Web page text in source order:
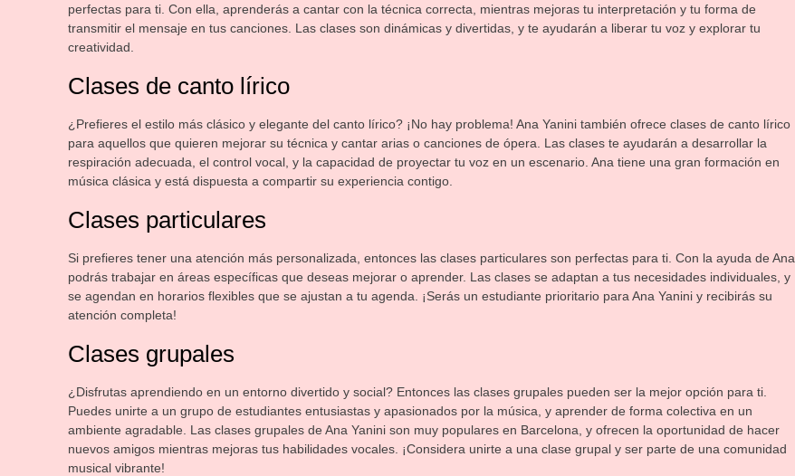
perfectas para ti. Con ella, aprenderás a cantar con la técnica correcta, mientras mejoras tu interpretación y tu forma de
transmitir el mensaje en tus canciones. Las clases son dinámicas y divertidas, y te ayudarán a liberar tu voz y explorar tu
creatividad.
Clases de canto lírico
¿Prefieres el estilo más clásico y elegante del canto lírico? ¡No hay problema! Ana Yanini también ofrece clases de canto lírico
para aquellos que quieren mejorar su técnica y cantar arias o canciones de ópera. Las clases te ayudarán a desarrollar la
respiración adecuada, el control vocal, y la capacidad de proyectar tu voz en un escenario. Ana tiene una gran formación en
música clásica y está dispuesta a compartir su experiencia contigo.
Clases particulares
Si prefieres tener una atención más personalizada, entonces las clases particulares son perfectas para ti. Con la ayuda de Ana,
podrás trabajar en áreas específicas que deseas mejorar o aprender. Las clases se adaptan a tus necesidades individuales, y
se agendan en horarios flexibles que se ajustan a tu agenda. ¡Serás un estudiante prioritario para Ana Yanini y recibirás su
atención completa!
Clases grupales
¿Disfrutas aprendiendo en un entorno divertido y social? Entonces las clases grupales pueden ser la mejor opción para ti.
Puedes unirte a un grupo de estudiantes entusiastas y apasionados por la música, y aprender de forma colectiva en un
ambiente agradable. Las clases grupales de Ana Yanini son muy populares en Barcelona, y ofrecen la oportunidad de hacer
nuevos amigos mientras mejoras tus habilidades vocales. ¡Considera unirte a una clase grupal y ser parte de una comunidad
musical vibrante!